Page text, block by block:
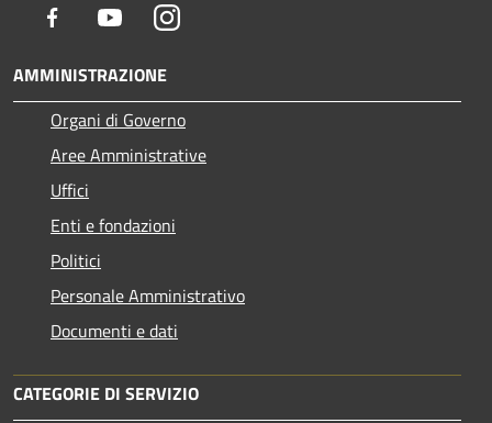
Facebook YoutubeInstagram
AMMINISTRAZIONE
Organi di Governo
Aree Amministrative
Uffici
Enti e fondazioni
Politici
Personale Amministrativo
Documenti e dati
CATEGORIE DI SERVIZIO